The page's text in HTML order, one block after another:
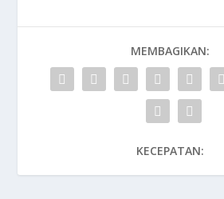
MEMBAGIKAN:
KECEPATAN: